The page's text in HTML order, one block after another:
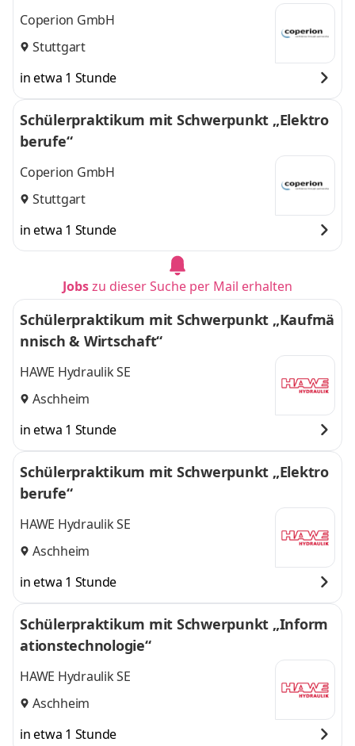
Coperion GmbH
Stuttgart
in etwa 1 Stunde
Schülerpraktikum mit Schwerpunkt „Elektro
berufe“
Coperion GmbH
Stuttgart
in etwa 1 Stunde
Jobszu dieser Suche per Mail erhalten
Schülerpraktikum mit Schwerpunkt „Kaufmä
nnisch & Wirtschaft“
HAWE Hydraulik SE
Aschheim
in etwa 1 Stunde
Schülerpraktikum mit Schwerpunkt „Elektro
berufe“
HAWE Hydraulik SE
Aschheim
in etwa 1 Stunde
Schülerpraktikum mit Schwerpunkt „Inform
ationstechnologie“
HAWE Hydraulik SE
Aschheim
in etwa 1 Stunde